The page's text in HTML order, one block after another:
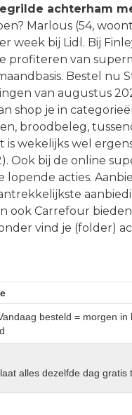
achterham
Marlous (54,
week bij Lidl. Bij
profiteren van
Bestel nu
van augustus
shop je in
broodbeleg,
wekelijks wel
Ook bij de online
acties.
ook Carrefour
vind je (folder)
besteld = morgen
alles dezelfde dag gratis